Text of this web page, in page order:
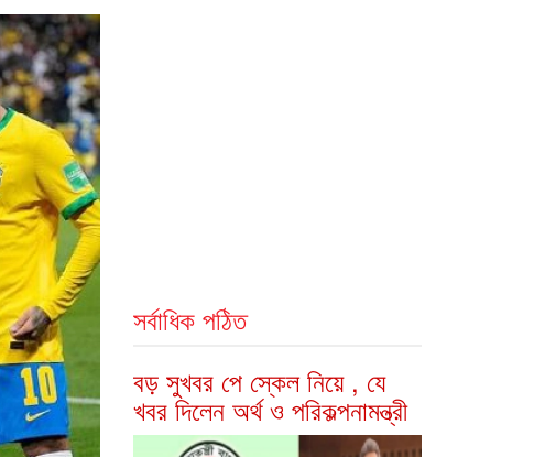
সর্বাধিক পঠিত
বড় সুখবর পে স্কেল নিয়ে , যে
খবর দিলেন অর্থ ও পরিকল্পনামন্ত্রী